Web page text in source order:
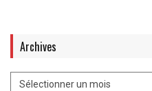
Archives